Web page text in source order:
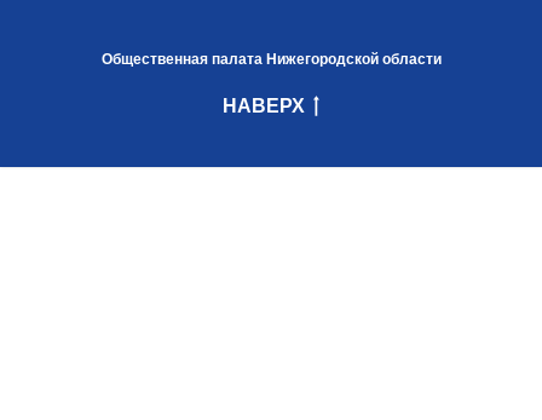
Общественная палата Нижегородской области
НАВЕРХ